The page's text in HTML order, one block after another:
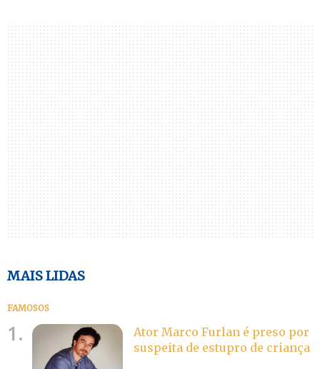
MAIS LIDAS
FAMOSOS
1.
Ator Marco Furlan é preso por
suspeita de estupro de criança